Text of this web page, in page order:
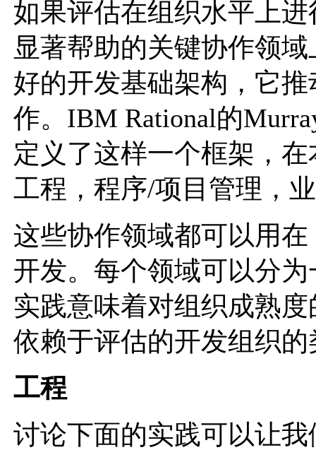
如果评估在组织水平上
显著帮助的关键协作领
好的开发基础架构，它
作。IBM Rational的
定义了这样一个框架，
工程，程序/项目管理，
这些协作领域都可以用
开发。每个领域可以分
实践意味着对组织成熟
依赖于评估的开发组织的
工程
讨论下面的实践可以让